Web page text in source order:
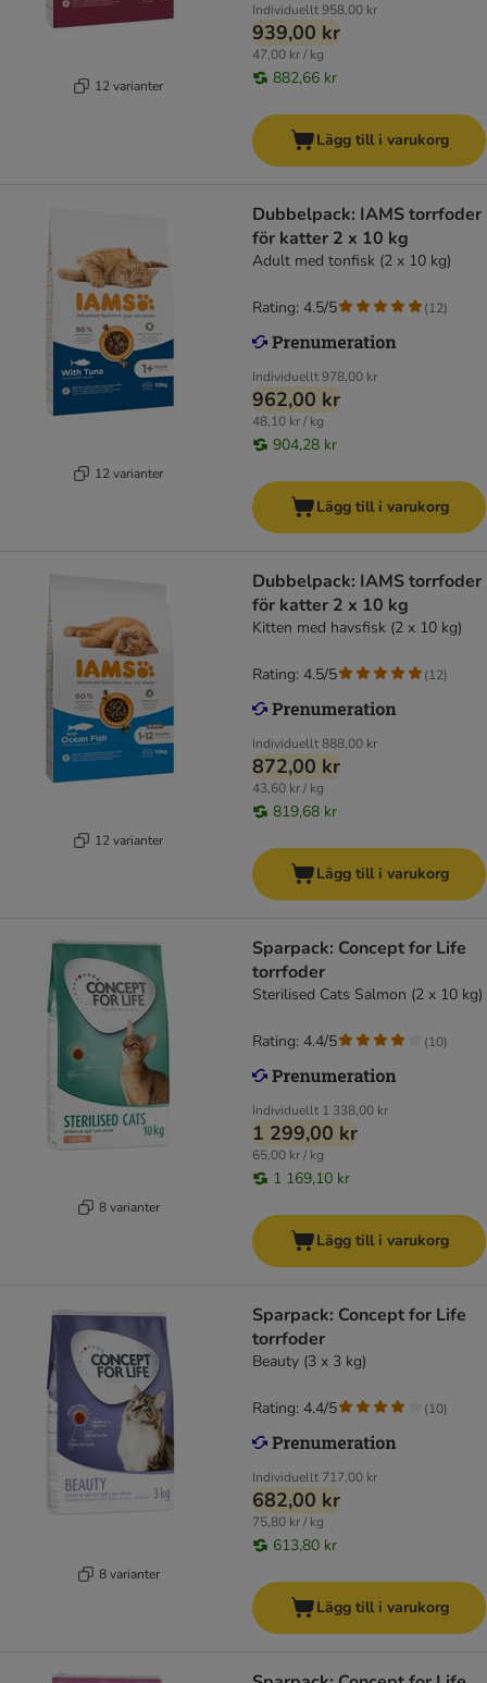
12 varianter
Individuellt958,00 kr
939,00 kr
47,00 kr / kg
882,66 kr
Lägg till i varukorg
12 varianter
Dubbelpack: IAMS torrfoder
för katter 2 x 10 kg
Adult med tonfisk (2 x 10 kg)
Individuellt978,00 kr
962,00 kr
48,10 kr / kg
904,28 kr
Rating: 4.5/5 (12)
Lägg till i varukorg
12 varianter
Dubbelpack: IAMS torrfoder
för katter 2 x 10 kg
Kitten med havsfisk (2 x 10 kg)
Individuellt888,00 kr
872,00 kr
43,60 kr / kg
819,68 kr
Rating: 4.5/5 (12)
Lägg till i varukorg
8 varianter
Sparpack: Concept for Life
torrfoder
Sterilised Cats Salmon (2 x 10 kg)
Individuellt 1 338,00 kr
1 299,00 kr
65,00 kr / kg
1 169,10 kr
Rating: 4.4/5 (10)
Lägg till i varukorg
8 varianter
Sparpack: Concept for Life
torrfoder
Beauty (3 x 3 kg)
Individuellt 717,00 kr
682,00 kr
75,80 kr / kg
613,80 kr
Rating: 4.4/5 (10)
Lägg till i varukorg